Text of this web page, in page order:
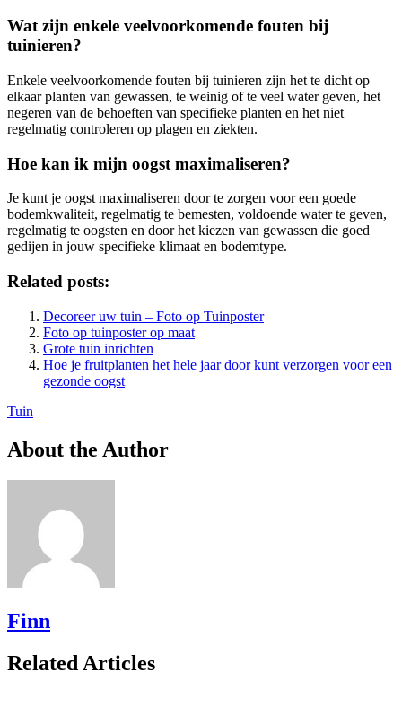
Wat zijn enkele veelvoorkomende fouten bij
tuinieren?
Enkele veelvoorkomende fouten bij tuinieren zijn het te dicht op
elkaar planten van gewassen, te weinig of te veel water geven, het
negeren van de behoeften van specifieke planten en het niet
regelmatig controleren op plagen en ziekten.
Hoe kan ik mijn oogst maximaliseren?
Je kunt je oogst maximaliseren door te zorgen voor een goede
bodemkwaliteit, regelmatig te bemesten, voldoende water te geven,
regelmatig te oogsten en door het kiezen van gewassen die goed
gedijen in jouw specifieke klimaat en bodemtype.
Related posts:
Decoreer uw tuin – Foto op Tuinposter
Foto op tuinposter op maat
Grote tuin inrichten
Hoe je fruitplanten het hele jaar door kunt verzorgen voor een
gezonde oogst
Tuin
About the Author
Finn
Related Articles